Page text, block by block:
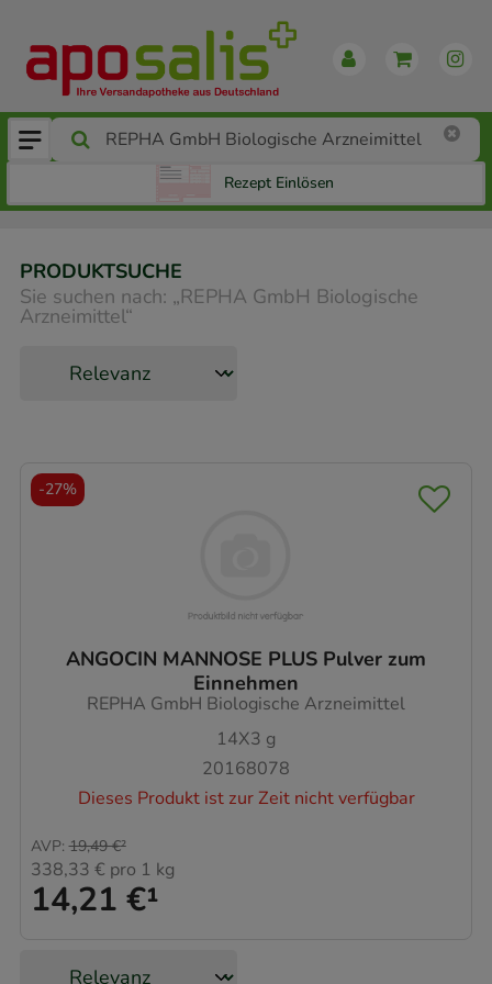
Rezept Einlösen
PRODUKTSUCHE
Sie suchen nach: „REPHA GmbH Biologische
Arzneimittel“
ANGOCIN MANNOSE PLUS Pulver zum
Einnehmen
REPHA GmbH Biologische Arzneimittel
14X3 g
20168078
Dieses Produkt ist zur Zeit nicht verfügbar
14,21 €¹
AVP: 19,49 €²
338,33 € pro 1 kg
-27%